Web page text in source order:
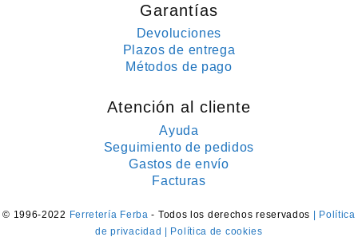
Garantías
Devoluciones
Plazos de entrega
Métodos de pago
Atención al cliente
Ayuda
Seguimiento de pedidos
Gastos de envío
Facturas
© 1996-2022 Ferretería Ferba- Todos los derechos reservados
| Política
de privacidad
| Política de cookies